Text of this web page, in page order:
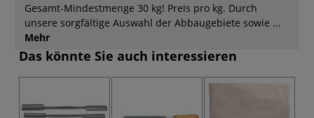
Gesamt-Mindestmenge 30 kg! Preis pro kg. Durch
unsere sorgfältige Auswahl der Abbaugebiete sowie ...
Mehr
Das könnte Sie auch interessieren